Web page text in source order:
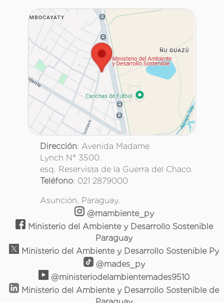
Dirección: Avenida Madame
Lynch N° 3500.
esq. Reservista de la Guerra del Chaco.
Teléfono: 021 2879000
Asunción, Paraguay.
@mambiente_py
Ministerio del Ambiente y Desarrollo Sostenible
Paraguay
Ministerio del Ambiente y Desarrollo Sostenible Py
@mades_py
@ministeriodelambientemades9510
Ministerio del Ambiente y Desarrollo Sostenible de